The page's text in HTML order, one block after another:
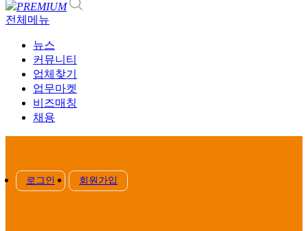
PREMIUM
전체메뉴
뉴스
커뮤니티
업체찾기
업무마켓
비즈매칭
채용
로그인 회원가입